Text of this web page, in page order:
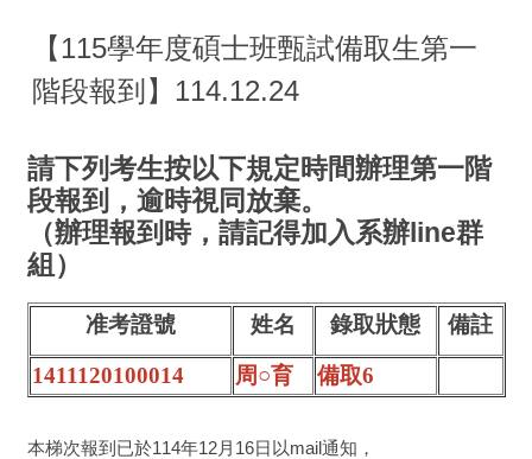
【115學年度碩士班甄試備取生第一
階段報到】114.12.24
請下列考生按以下規定時間辦理第一階
段報到，逾時視同放棄。
（辦理報到時，請記得加入系辦line群
組）
准考證號 姓名 錄取狀態 備註
1411120100014 周○育 備取6
本梯次報到已於114年12月16日以mail通知，